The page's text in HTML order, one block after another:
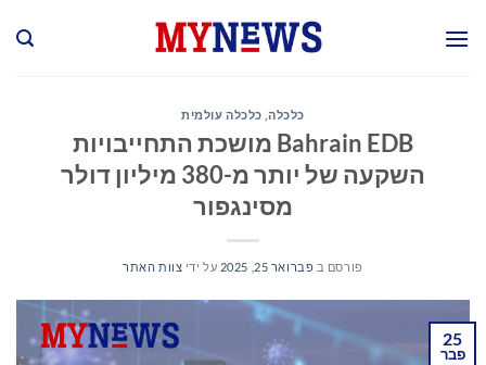
כלכלה, כלכלה עולמית
Bahrain EDB מושכת התחייבויות
השקעה של יותר מ-380 מיליון דולר
מסינגפור
פורסם ב פברואר 25, 2025 על ידי צוות האתר
25
פבר